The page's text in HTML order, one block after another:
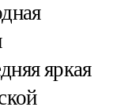
яркая